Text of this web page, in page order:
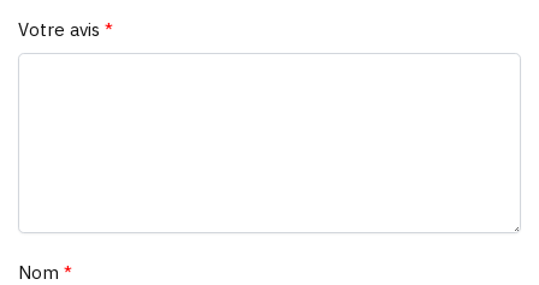
Votre avis *
Nom *